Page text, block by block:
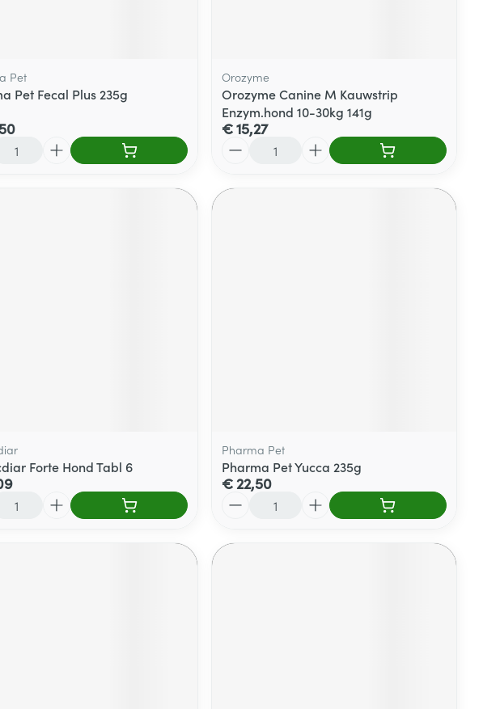
Pet
Pet Fecal Plus 235g
Orozyme
Orozyme Canine M Kauwstrip
Enzym.hond 10-30kg 141g
€ 15,27
Forte Hond Tabl 6
Pharma Pet
Pharma Pet Yucca 235g
€ 22,50